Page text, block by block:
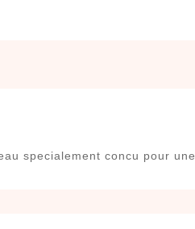
specialement concu pour une